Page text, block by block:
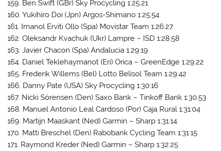
159. Ben Swift (GBr) Sky Procycling 1:25:21
160. Yukihiro Doi (Jpn) Argos-Shimano 1:25:54
161. Imanol Erviti Ollo (Spa) Movistar Team 1:26:27
162. Oleksandr Kvachuk (Ukr) Lampre – ISD 1:28:58
163. Javier Chacon (Spa) Andalucia 1:29:19
164. Daniel Teklehaymanot (Eri) Orica – GreenEdge 1:29:22
165. Frederik Willems (Bel) Lotto Belisol Team 1:29:42
166. Danny Pate (USA) Sky Procycling 1:30:16
167. Nicki Sörensen (Den) Saxo Bank – Tinkoff Bank 1:30:53
168. Manuel Antonio Leal Cardoso (Por) Caja Rural 1:31:04
169. Martijn Maaskant (Ned) Garmin – Sharp 1:31:14
170. Matti Breschel (Den) Rabobank Cycling Team 1:31:15
171. Raymond Kreder (Ned) Garmin – Sharp 1:32:25